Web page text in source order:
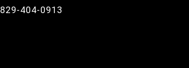
829-404-0913